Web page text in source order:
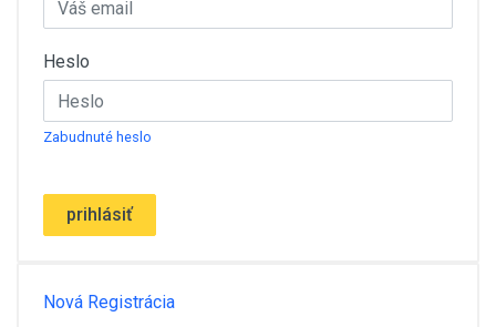
Heslo
Zabudnuté heslo
prihlásiť
Nová Registrácia